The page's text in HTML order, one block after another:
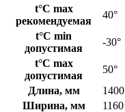
t°C max
рекомендуемая
40°
t°C min
допустимая
-30°
t°C max
допустимая
50°
Длина, мм
1400
Ширина, мм
1160